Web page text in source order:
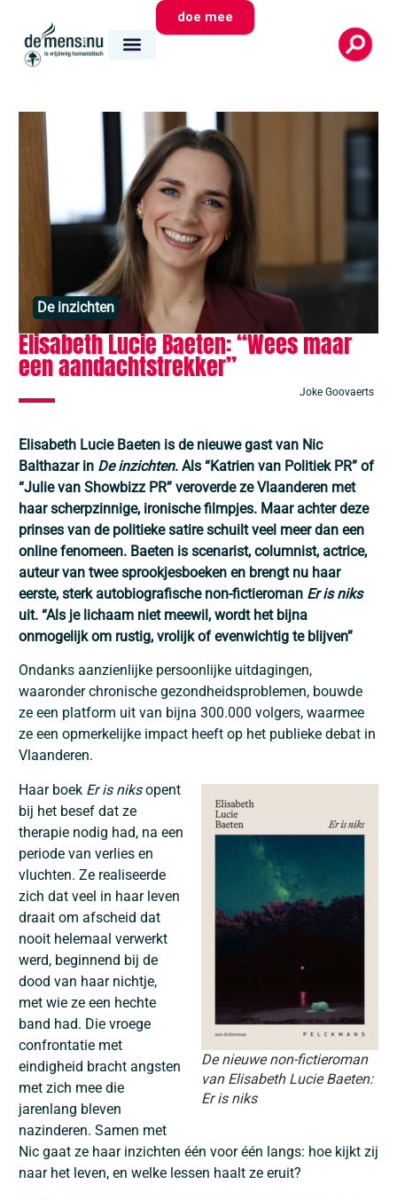
doe mee
De inzichten
Elisabeth Lucie Baeten: “Wees maar
een aandachtstrekker”
Joke Goovaerts
Elisabeth Lucie Baeten is de nieuwe gast van Nic
Balthazar in De inzichten. Als “Katrien van Politiek PR” of
“Julie van Showbizz PR” veroverde ze Vlaanderen met
haar scherpzinnige, ironische filmpjes. Maar achter deze
prinses van de politieke satire schuilt veel meer dan een
online fenomeen. Baeten is scenarist, columnist, actrice,
auteur van twee sprookjesboeken en brengt nu haar
eerste, sterk autobiografische non-fictieroman Er is niks
uit. “Als je lichaam niet meewil, wordt het bijna
onmogelijk om rustig, vrolijk of evenwichtig te blijven”
Ondanks aanzienlijke persoonlijke uitdagingen,
waaronder chronische gezondheidsproblemen, bouwde
ze een platform uit van bijna 300.000 volgers, waarmee
ze een opmerkelijke impact heeft op het publieke debat in
Vlaanderen.
De nieuwe non-fictieroman
van Elisabeth Lucie Baeten:
Er is niks
Haar boek Er is niksopent
bij het besef dat ze
therapie nodig had, na een
periode van verlies en
vluchten. Ze realiseerde
zich dat veel in haar leven
draait om afscheid dat
nooit helemaal verwerkt
werd, beginnend bij de
dood van haar nichtje,
met wie ze een hechte
band had. Die vroege
confrontatie met
eindigheid bracht angsten
met zich mee die
jarenlang bleven
nazinderen. Samen met
Nic gaat ze haar inzichten één voor één langs: hoe kijkt zij
naar het leven, en welke lessen haalt ze eruit?